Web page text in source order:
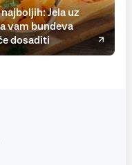
Jela uz
vam bundeva
dosaditi